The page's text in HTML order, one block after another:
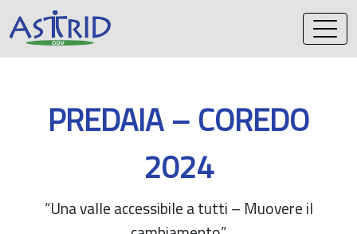
contenuto
PREDAIA – COREDO
2024
“Una valle accessibile a tutti – Muovere il